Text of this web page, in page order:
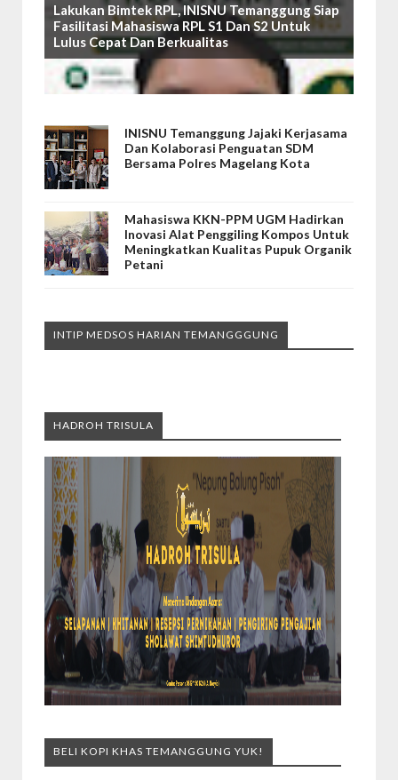
Lakukan Bimtek RPL, INISNU Temanggung Siap
Fasilitasi Mahasiswa RPL S1 Dan S2 Untuk
Lulus Cepat Dan Berkualitas
INISNU Temanggung Jajaki Kerjasama
Dan Kolaborasi Penguatan SDM
Bersama Polres Magelang Kota
Mahasiswa KKN-PPM UGM Hadirkan
Inovasi Alat Penggiling Kompos Untuk
Meningkatkan Kualitas Pupuk Organik
Petani
INTIP MEDSOS HARIAN TEMANGGGUNG
HADROH TRISULA
BELI KOPI KHAS TEMANGGUNG YUK!